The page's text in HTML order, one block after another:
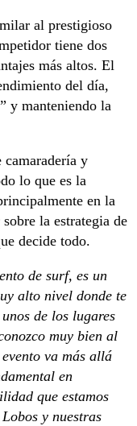
al prestigioso
tiene dos
más altos. El
del día,
y manteniendo la
y
lo que es la
en la
la estrategia de
decide todo.
de surf, es un
alto nivel donde te
de los lugares
muy bien al
va más allá
en
que estamos
y nuestras